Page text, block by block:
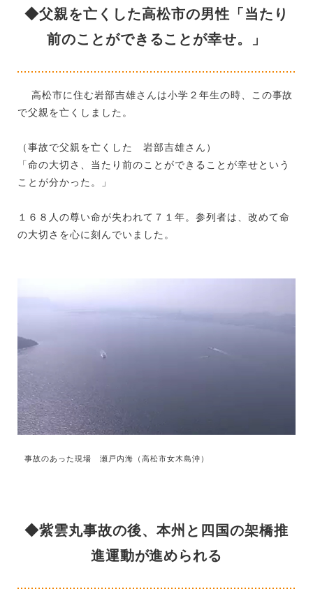
◆父親を亡くした高松市の男性「当たり
前のことができることが幸せ。」
高松市に住む岩部吉雄さんは小学２年生の時、この事故
で父親を亡くしました。
（事故で父親を亡くした 岩部吉雄さん）
「命の大切さ、当たり前のことができることが幸せという
ことが分かった。」
１６８人の尊い命が失われて７１年。参列者は、改めて命
の大切さを心に刻んでいました。
事故のあった現場 瀬戸内海（高松市女木島沖）
◆紫雲丸事故の後、本州と四国の架橋推
進運動が進められる